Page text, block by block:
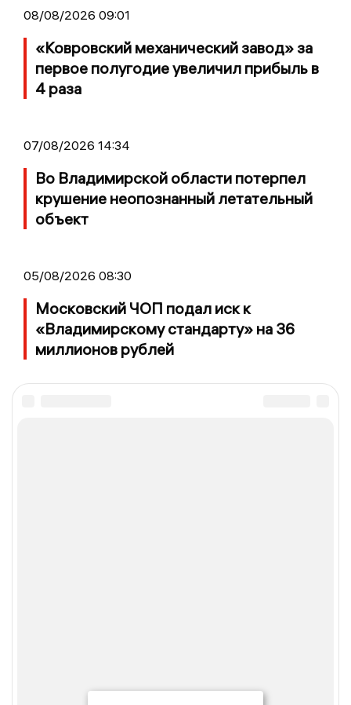
08/08/2026 09:01
«Ковровский механический завод» за
первое полугодие увеличил прибыль в
4 раза
07/08/2026 14:34
Во Владимирской области потерпел
крушение неопознанный летательный
объект
05/08/2026 08:30
Московский ЧОП подал иск к
«Владимирскому стандарту» на 36
миллионов рублей